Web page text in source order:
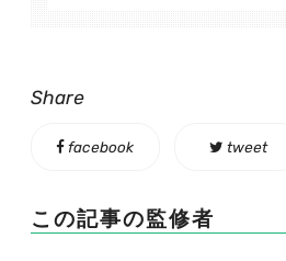
Share
facebook tweet
この記事の監修者